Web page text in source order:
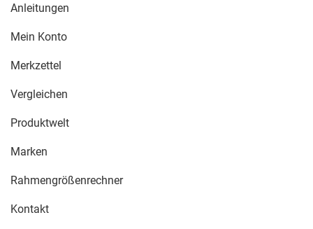
Anleitungen
Mein Konto
Merkzettel
Vergleichen
Produktwelt
Marken
Rahmengrößenrechner
Kontakt